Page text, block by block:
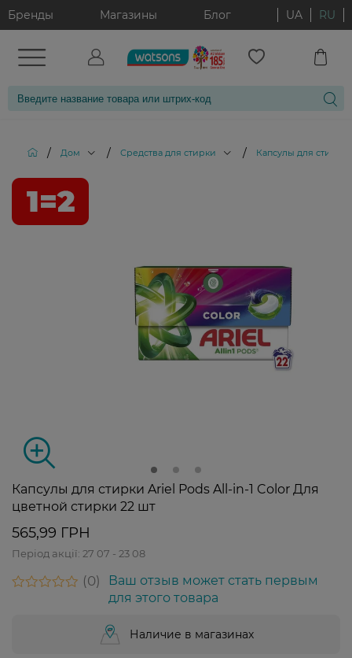
Бренды Магазины Блог UA RU
/ Дом / Средства для стирки / Капсулы для стирки
Капсулы для стирки Ariel Pods All-in-1 Color Для
цветной стирки 22 шт
565,99 ГРН
Період акції: 27 07 - 23 08
0
Ваш отзыв может стать первым
для этого товара
Наличие в магазинах